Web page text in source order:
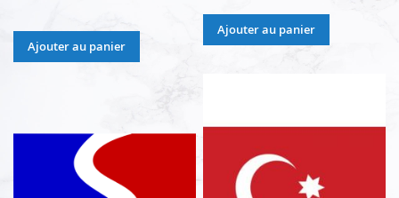
Ajouter au panier
Ajouter au panier